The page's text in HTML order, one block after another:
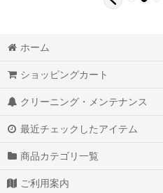
ホーム
ショッピングカート
クリーニング・メンテナンス
最近チェックしたアイテム
商品カテゴリ一覧
ご利用案内